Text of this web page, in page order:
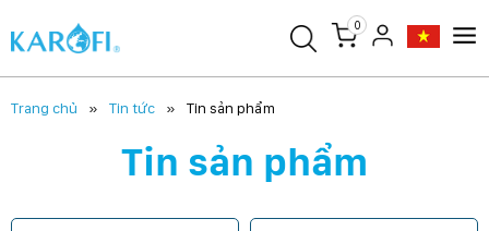
0
Trang chủ Tin tức Tin sản phẩm
Tin sản phẩm